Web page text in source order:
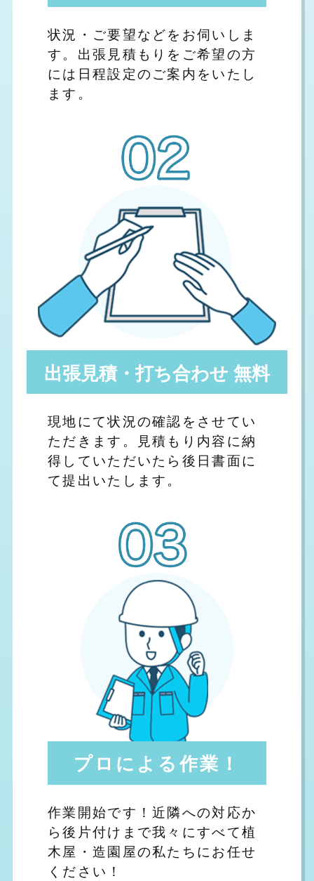
状況・ご要望などをお伺いしま
す。出張見積もりをご希望の方
には日程設定のご案内をいたし
ます。
出張見積・打ち合わせ 無料
現地にて状況の確認をさせてい
ただきます。見積もり内容に納
得していただいたら後日書面に
て提出いたします。
プロによる作業！
作業開始です！近隣への対応か
ら後片付けまで我々にすべて植
木屋・造園屋の私たちにお任せ
ください！